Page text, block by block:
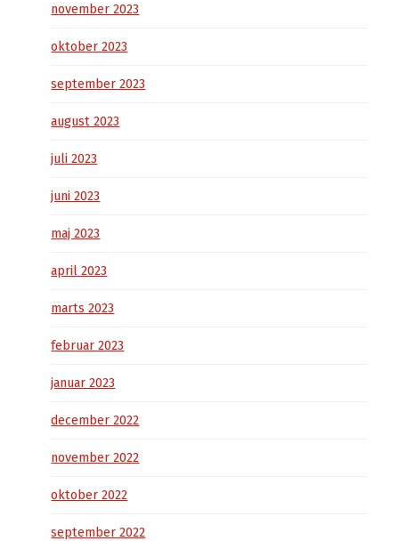
november 2023
oktober 2023
september 2023
august 2023
juli 2023
juni 2023
maj 2023
april 2023
marts 2023
februar 2023
januar 2023
december 2022
november 2022
oktober 2022
september 2022